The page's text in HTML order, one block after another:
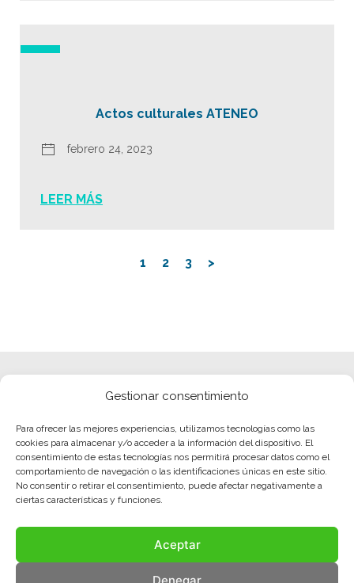
Gestionar consentimiento
Para ofrecer las mejores experiencias, utilizamos tecnologías como las
cookies para almacenar y/o acceder a la información del dispositivo. El
consentimiento de estas tecnologías nos permitirá procesar datos como el
comportamiento de navegación o las identificaciones únicas en este sitio.
No consentir o retirar el consentimiento, puede afectar negativamente a
ciertas características y funciones.
Aceptar
Denegar
Actos culturales ATENEO
febrero 24, 2023
LEER MÁS
1 2 3 >